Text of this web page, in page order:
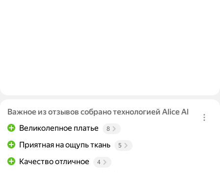
Важное из отзывов собрано технологией Alice AI
Великолепное платье
8
Приятная на ощупь ткань 5
Качество отличное 4